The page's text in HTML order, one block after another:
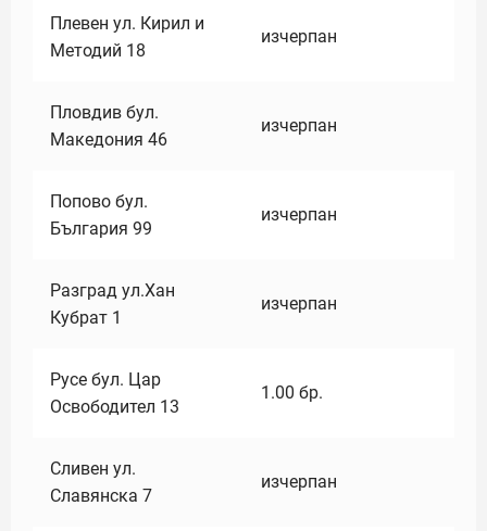
Плевен ул. Кирил и
Методий 18
изчерпан
Пловдив бул.
Македония 46
изчерпан
Попово бул.
България 99
изчерпан
Разград ул.Хан
Кубрат 1
изчерпан
Русе бул. Цар
Освободител 13
1.00 бр.
Сливен ул.
Славянска 7
изчерпан